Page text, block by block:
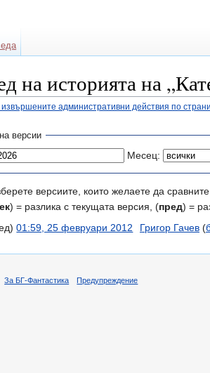
на историята на
извършените административни действия по
версии
Месец:
версиите, които желаете да
) = разлика с текущата версия, (пред) =
01:59, 25 февруари 2012 Григор Гачев (
За БГ-Фантастика Предупреждение